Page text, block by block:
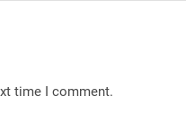
time I comment.